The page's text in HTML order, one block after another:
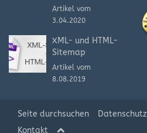
Artikel vom
3.04.2020
XML- und HTML-
Sitemap
Artikel vom
8.08.2019
Seite durchsuchen Datenschutz
Kontakt